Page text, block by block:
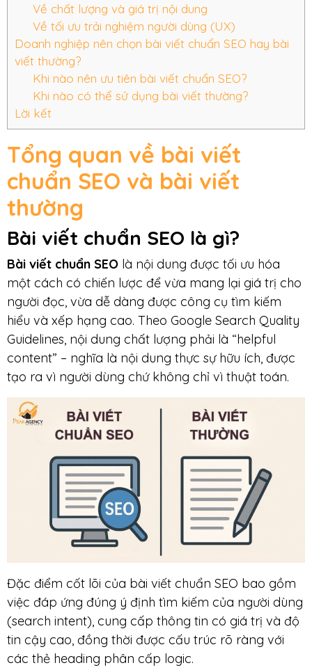
Về chất lượng và giá trị nội dung
Về tối ưu trải nghiệm người dùng (UX)
Doanh nghiệp nên chọn bài viết chuẩn SEO hay bài
viết thường?
Khi nào nên ưu tiên bài viết chuẩn SEO?
Khi nào có thể sử dụng bài viết thường?
Lời kết
Tổng quan về bài viết
chuẩn SEO và bài viết
thường
Bài viết chuẩn SEO là gì?
Bài viết chuẩn SEO là nội dung được tối ưu hóa
một cách có chiến lược để vừa mang lại giá trị cho
người đọc, vừa dễ dàng được công cụ tìm kiếm
hiểu và xếp hạng cao. Theo Google Search Quality
Guidelines, nội dung chất lượng phải là “helpful
content” – nghĩa là nội dung thực sự hữu ích, được
tạo ra vì người dùng chứ không chỉ vì thuật toán.
Đặc điểm cốt lõi của bài viết chuẩn SEO bao gồm
việc đáp ứng đúng ý định tìm kiếm của người dùng
(search intent), cung cấp thông tin có giá trị và độ
tin cậy cao, đồng thời được cấu trúc rõ ràng với
các thẻ heading phân cấp logic.